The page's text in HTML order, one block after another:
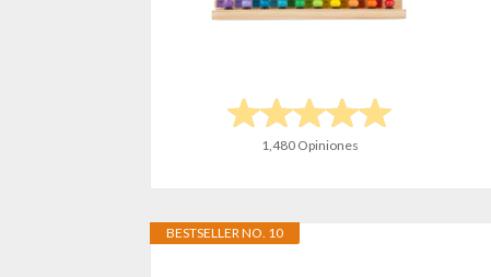
1,480 Opiniones
BESTSELLER NO. 10